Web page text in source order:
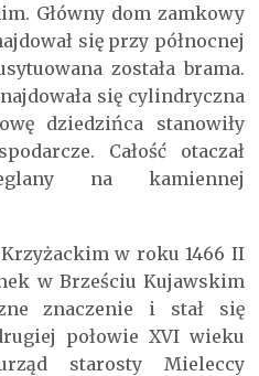
Główny dom zamkowy
się przy północnej
została brama.
się cylindryczna
dziedzińca stanowiły
Całość otaczał
na kamiennej
w roku 1466 II
w Brześciu Kujawskim
znaczenie i stał się
połowie XVI wieku
starosty Mieleccy